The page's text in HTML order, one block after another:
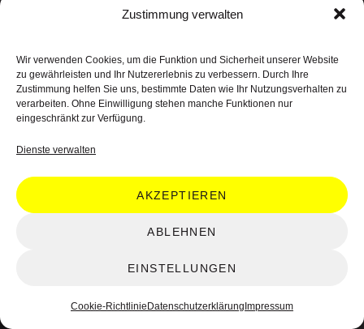
Zustimmung verwalten
Wir verwenden Cookies, um die Funktion und Sicherheit unserer Website
zu gewährleisten und Ihr Nutzererlebnis zu verbessern. Durch Ihre
Zustimmung helfen Sie uns, bestimmte Daten wie Ihr Nutzungsverhalten zu
verarbeiten. Ohne Einwilligung stehen manche Funktionen nur
eingeschränkt zur Verfügung.
Dienste verwalten
AKZEPTIEREN
ABLEHNEN
EINSTELLUNGEN
Cookie-Richtlinie Datenschutzerklärung Impressum
think why GmbH
Graf-Ulrich-Straße 1
71229 Leonberg
© 2026 think why GmbH. All rights reserved.
48.802084° N, 9.015572° E